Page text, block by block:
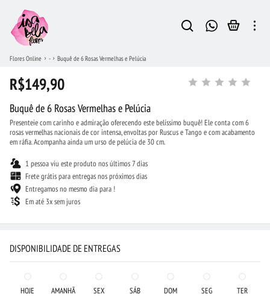
Flores Online - Buquê de 6 Rosas Vermelhas e Pelúcia
R$149,90
Buquê de 6 Rosas Vermelhas e Pelúcia
Presenteie com carinho e admiração oferecendo este belíssimo buquê! Ele conta com 6
rosas vermelhas nacionais de cor intensa, envoltas por Ruscus e Tango e com acabamento
em ráfia. Acompanha ainda um urso de pelúcia de 30 cm.
1 pessoa viu este produto nos últimos 7 dias
Frete grátis para entregas nos próximos dias
Entregamos no mesmo dia para !
Em até 3x sem juros
DISPONIBILIDADE DE ENTREGAS
HOJE AMANHÃ SEX SÁB DOM SEG TER